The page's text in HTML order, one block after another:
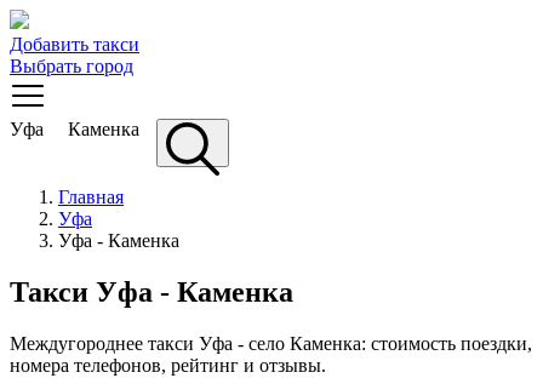
Добавить такси
Выбрать город
Уфа Каменка
Главная
Уфа
Уфа - Каменка
Такси Уфа - Каменка
Междугороднее такси Уфа - село Каменка: стоимость поездки,
номера телефонов, рейтинг и отзывы.